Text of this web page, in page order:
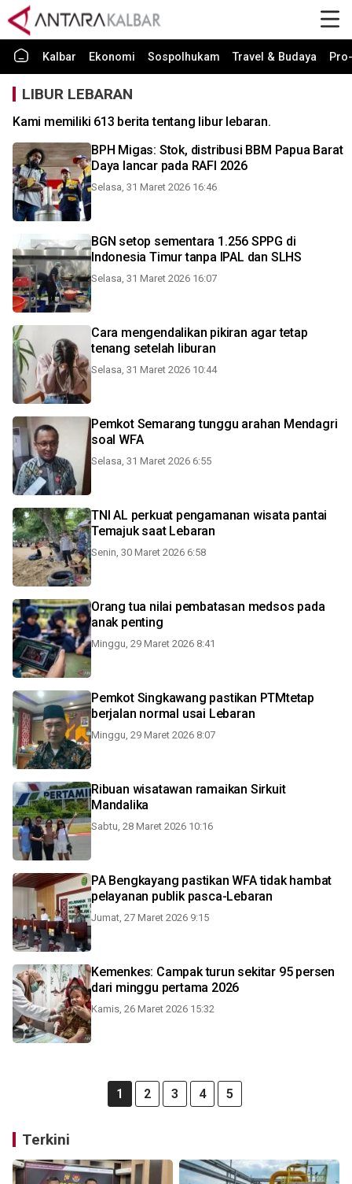
Kalbar Ekonomi Sospolhukam Travel & Budaya
LIBUR LEBARAN
Kami memiliki 613 berita tentang libur lebaran.
BPH Migas: Stok, distribusi BBM Papua Barat
Daya lancar pada RAFI 2026
Selasa, 31 Maret 2026 16:46
BGN setop sementara 1.256 SPPG di
Indonesia Timur tanpa IPAL dan SLHS
Selasa, 31 Maret 2026 16:07
Cara mengendalikan pikiran agar tetap
tenang setelah liburan
Selasa, 31 Maret 2026 10:44
Pemkot Semarang tunggu arahan Mendagri
soal WFA
Selasa, 31 Maret 2026 6:55
TNI AL perkuat pengamanan wisata pantai
Temajuk saat Lebaran
Senin, 30 Maret 2026 6:58
Orang tua nilai pembatasan medsos pada
anak penting
Minggu, 29 Maret 2026 8:41
Pemkot Singkawang pastikan PTMtetap
berjalan normal usai Lebaran
Minggu, 29 Maret 2026 8:07
Ribuan wisatawan ramaikan Sirkuit
Mandalika
Sabtu, 28 Maret 2026 10:16
PA Bengkayang pastikan WFA tidak hambat
pelayanan publik pasca-Lebaran
Jumat, 27 Maret 2026 9:15
Kemenkes: Campak turun sekitar 95 persen
dari minggu pertama 2026
Kamis, 26 Maret 2026 15:32
1 2 3 4 5
Terkini